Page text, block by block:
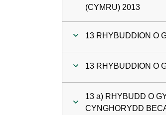
(CYMRU) 2013
13 RHYBUDDION O
13 RHYBUDDION O
13 a) RHYBUDD O
CYNGHORYDD